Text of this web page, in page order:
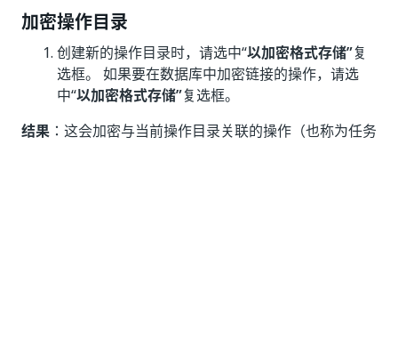
加密操作目录
创建新的操作目录时，请选中“以加密格式存储”复
选框。 如果要在数据库中加密链接的操作，请选
中“以加密格式存储”复选框。
结果 ：这会加密与当前操作目录关联的操作（也称为任务